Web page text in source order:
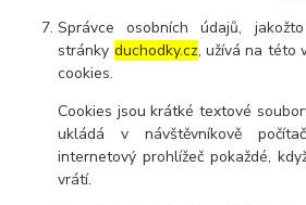
Správce osobních údajů,
stránky duchodky.cz, užívá na této
cookies.
Cookies jsou krátké textové
ukládá v návštěvníkově
internetový prohlížeč pokaždé,
vrátí.